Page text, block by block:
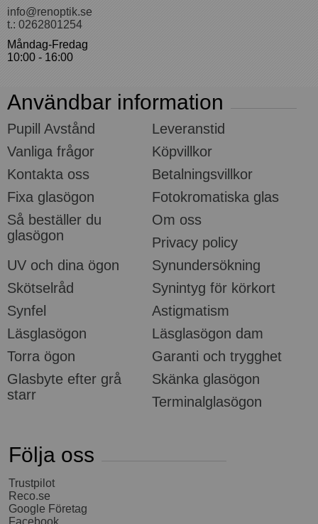
info@renoptik.se
t.: 0262801254
Måndag-Fredag
10:00 - 16:00
Användbar information
Pupill Avstånd
Leveranstid
Vanliga frågor
Köpvillkor
Kontakta oss
Betalningsvillkor
Fixa glasögon
Fotokromatiska glas
Så beställer du
glasögon
Om oss
Privacy policy
UV och dina ögon
Synundersökning
Skötselråd
Synintyg för körkort
Synfel
Astigmatism
Läsglasögon
Läsglasögon dam
Torra ögon
Garanti och trygghet
Glasbyte efter grå
starr
Skänka glasögon
Terminalglasögon
Följa oss
Trustpilot
Reco.se
Google Företag